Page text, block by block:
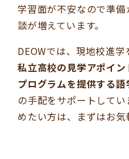
学習面が不安なので準
談が増えています。
DEOWでは、現地校進学
私立高校の見学アポイ
プログラムを提供する
の手配をサポートして
めたい方は、まずはお気